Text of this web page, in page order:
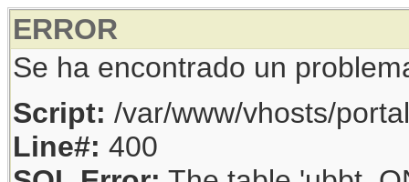
ERROR
Se ha encontrado un
Script: /var/www/vhosts/
Line#: 400